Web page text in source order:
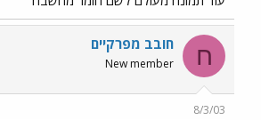
ח חובב מפרקיים
New member
8/3/03